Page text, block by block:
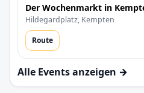
Der Wochenmarkt in
Hildegardplatz, Kempten
Route
Alle Events anzeigen →